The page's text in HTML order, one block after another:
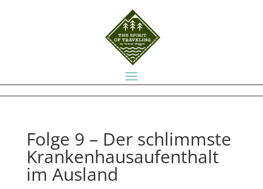
Folge 9 – Der schlimmste
Krankenhausaufenthalt
im Ausland